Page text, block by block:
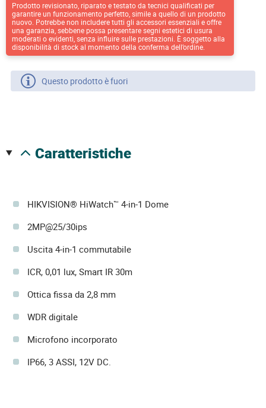
Prodotto revisionato, riparato e testato da tecnici qualificati per
garantire un funzionamento perfetto, simile a quello di un prodotto
nuovo. Potrebbe non includere tutti gli accessori essenziali e offre
una garanzia, sebbene possa presentare segni estetici di usura
moderati o evidenti, senza influire sulle prestazioni. È soggetto alla
disponibilità di stock al momento della conferma dell’ordine.
Questo prodotto è fuori
caratteristiche
HIKVISION® HiWatch™ 4-in-1 Dome
2MP@25/30ips
Uscita 4-in-1 commutabile
ICR, 0,01 lux, Smart IR 30m
Ottica fissa da 2,8 mm
WDR digitale
Microfono incorporato
IP66, 3 ASSI, 12V DC.